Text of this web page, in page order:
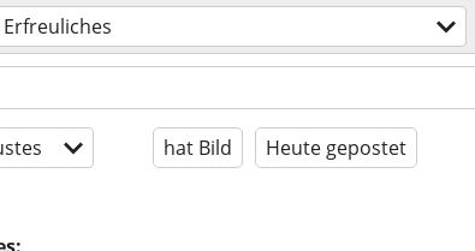
Erfreuliches
hat Bild Heute gepostet